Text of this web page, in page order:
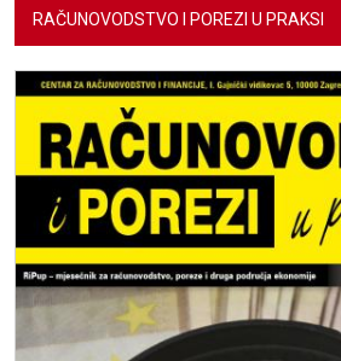
RAČUNOVODSTVO I POREZI U PRAKSI